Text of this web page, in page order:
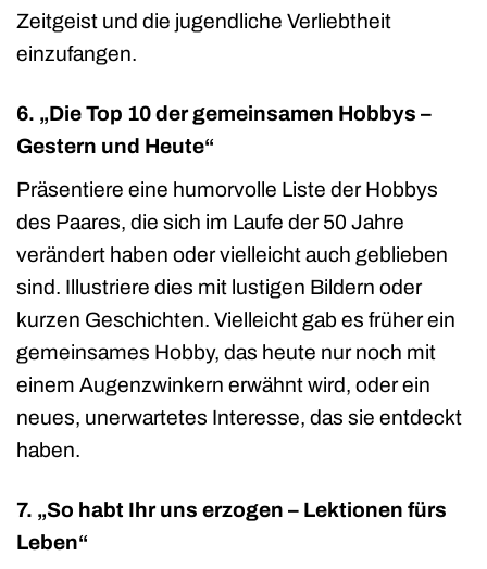
Zeitgeist und die jugendliche Verliebtheit
einzufangen.
6. „Die Top 10 der gemeinsamen Hobbys –
Gestern und Heute“
Präsentiere eine humorvolle Liste der Hobbys
des Paares, die sich im Laufe der 50 Jahre
verändert haben oder vielleicht auch geblieben
sind. Illustriere dies mit lustigen Bildern oder
kurzen Geschichten. Vielleicht gab es früher ein
gemeinsames Hobby, das heute nur noch mit
einem Augenzwinkern erwähnt wird, oder ein
neues, unerwartetes Interesse, das sie entdeckt
haben.
7. „So habt Ihr uns erzogen – Lektionen fürs
Leben“